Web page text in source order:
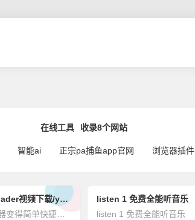
在线工具 收录8个网站
智能ai 正宗pa捕鱼app官网 浏览器插件
free video downloader视频下载/youtube视频下载/抖音视频下载
facebook 视频下载器变得简单快捷。无论您是在智能手机、台式机、mac 还是平板电脑上使用这个流行的社交平台，您都可以通过简单地将其 url 粘贴到此工具上来下载视频。
listen 1 免费全能听音乐
listen 1 免费全能听音乐